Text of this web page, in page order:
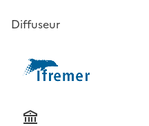
Diffuseur